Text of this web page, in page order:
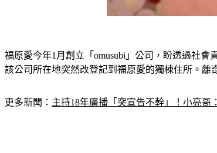
福原愛今年1月創立「omusubi」公司，盼透過社
該公司所在地突然改登記到福原愛的獨棟住所。離
更多新聞： 主持18年廣播「突宣告不幹」！小亮哥